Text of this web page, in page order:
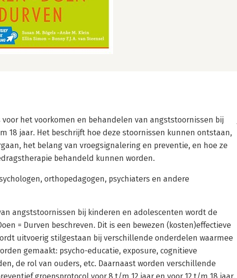
voor het voorkomen en behandelen van angststoornissen bij
18 jaar. Het beschrijft hoe deze stoornissen kunnen ontstaan,
het belang van vroegsignalering en preventie, en hoe ze
behandeld kunnen worden.
orthopedagogen, psychiaters en andere
angststoornissen bij kinderen en adolescenten wordt de
= Durven beschreven. Dit is een bewezen (kosten)effectieve
uitvoerig stilgestaan bij verschillende onderdelen waarmee
gemaakt: psycho-educatie, exposure, cognitieve
de rol van ouders, etc. Daarnaast worden verschillende